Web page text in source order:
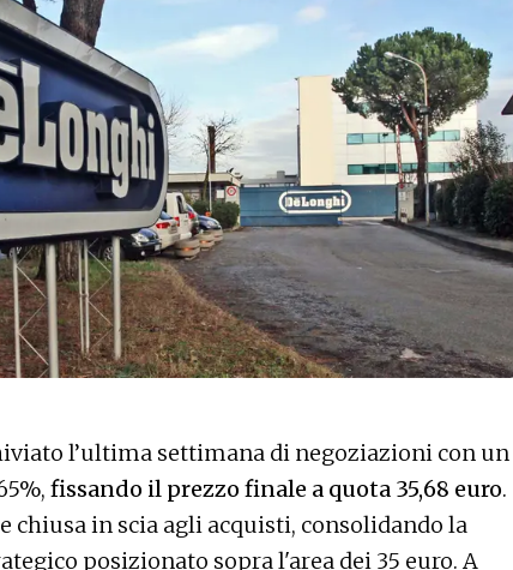
l’ultima settimana di negoziazioni con un
fissando il prezzo finale a quota 35,68 euro.
chiusa in scia agli acquisti, consolidando la
posizionato sopra l'area dei 35 euro. A